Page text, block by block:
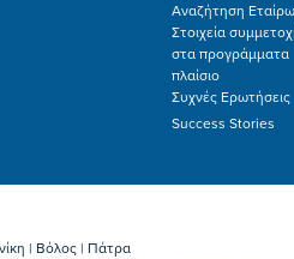
Αναζήτηση
Στοιχεία
στα προγράμματα
πλαίσιο
Συχνές Ερωτήσεις
Success Stories
| Βόλος | Πάτρα